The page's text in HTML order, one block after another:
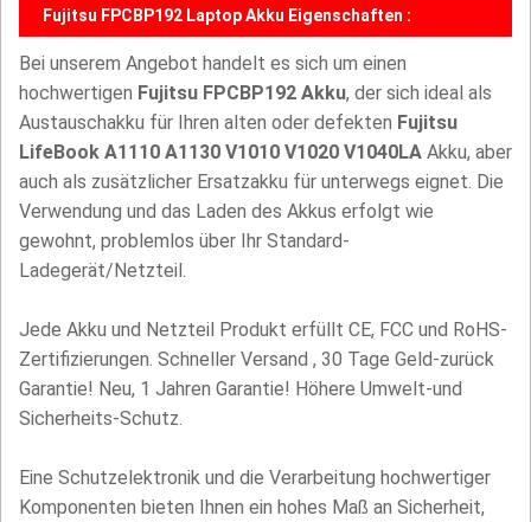
Fujitsu FPCBP192 Laptop Akku Eigenschaften :
Bei unserem Angebot handelt es sich um einen
hochwertigen Fujitsu FPCBP192 Akku, der sich ideal als
Austauschakku für Ihren alten oder defekten Fujitsu
LifeBook A1110 A1130 V1010 V1020 V1040LA Akku, aber
auch als zusätzlicher Ersatzakku für unterwegs eignet. Die
Verwendung und das Laden des Akkus erfolgt wie
gewohnt, problemlos über Ihr Standard-
Ladegerät/Netzteil.
Jede Akku und Netzteil Produkt erfüllt CE, FCC und RoHS-
Zertifizierungen. Schneller Versand , 30 Tage Geld-zurück
Garantie! Neu, 1 Jahren Garantie! Höhere Umwelt-und
Sicherheits-Schutz.
Eine Schutzelektronik und die Verarbeitung hochwertiger
Komponenten bieten Ihnen ein hohes Maß an Sicherheit,